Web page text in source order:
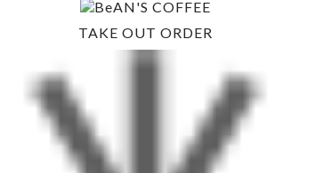
TAKE OUT ORDER